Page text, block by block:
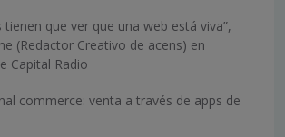
tienen que ver que una web está viva”,
(Redactor Creativo de acens) en
Capital Radio
commerce: venta a través de apps de